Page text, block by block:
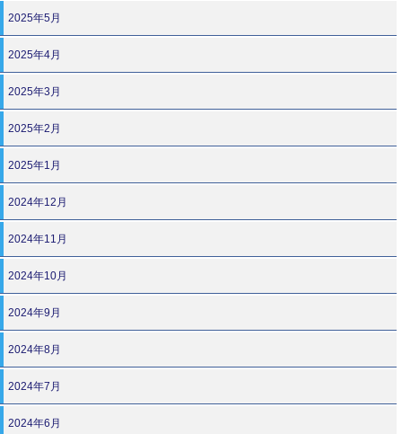
2025年5月
2025年4月
2025年3月
2025年2月
2025年1月
2024年12月
2024年11月
2024年10月
2024年9月
2024年8月
2024年7月
2024年6月